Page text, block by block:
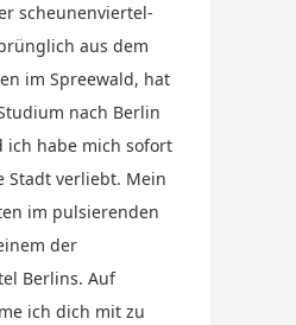
scheunenviertel-
aus dem
im Spreewald, hat
nach Berlin
ich habe mich sofort
Stadt verliebt. Mein
im pulsierenden
der
Berlins. Auf
ich dich mit zu